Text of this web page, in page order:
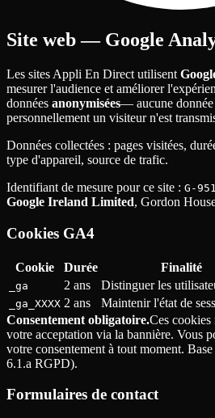
Site web — Google
Les sites Appli En Direct utilisent
mesurer l'audience et améliorer
données anonymisées— aucune
personnellement un visiteur n'est
Données collectées : pages visitées,
type d'appareil, source de trafic.
Identifiant de mesure pour ce site : G-
Google Ireland Limited, Gordon
Cookies GA4
Cookie Durée Finalité
_ga 2 ans Distinguer les
_ga_XXXX 2 ans
Maintenir l'état de
Consentement obligatoire.Ces cookies
votre acceptation via la bannière. Vous
votre consentement à tout moment.
6.1.a RGPD).
Formulaires de contact